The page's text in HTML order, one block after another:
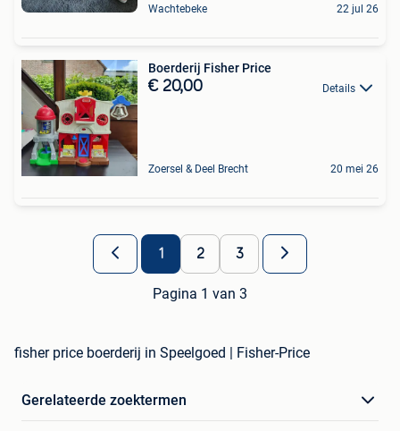
Wachtebeke 22 jul 26
Boerderij Fisher Price
€ 20,00 Details
Zoersel & Deel Brecht 20 mei 26
1 2 3
Pagina 1 van 3
fisher price boerderij in Speelgoed | Fisher-Price
Gerelateerde zoektermen